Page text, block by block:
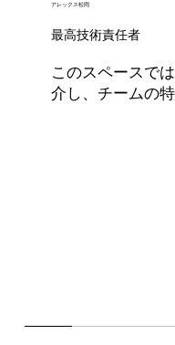
最高技術責任者
アレックス松岡
このスペースで
介し、チームの